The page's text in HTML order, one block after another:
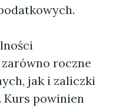
roczne
jak i zaliczki
Kurs powinien